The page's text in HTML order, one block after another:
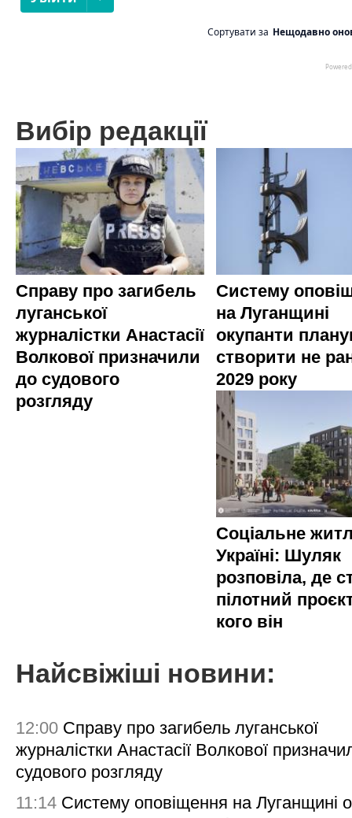
Вибір редакції
Справу про загибель
луганської
журналістки Анастасії
Волкової призначили
до судового
розгляду
Систему
на Луганщині
окупанти
створити не
2029 року
Соціальне
Україні: Шуляк
розповіла, де
пілотний
кого він
Найсвіжіші новини:
12:00 Справу про загибель луганської
журналістки Анастасії Волкової
судового розгляду
11:14 Систему оповіщення на Луганщині